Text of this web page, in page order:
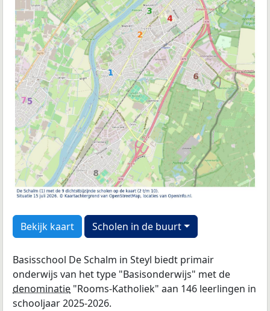
Bekijk kaart Scholen in de buurt
Basisschool De Schalm in Steyl biedt primair
onderwijs van het type "Basisonderwijs" met de
denominatie "Rooms-Katholiek" aan 146 leerlingen in
schooljaar 2025-2026.